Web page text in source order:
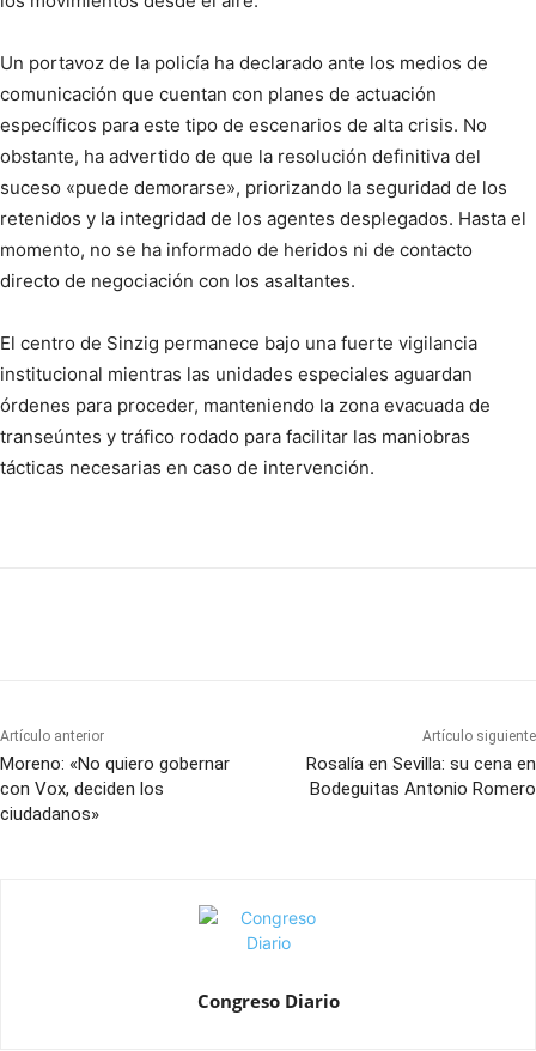
Un portavoz de la policía ha declarado ante los medios de
comunicación que cuentan con planes de actuación
específicos para este tipo de escenarios de alta crisis. No
obstante, ha advertido de que la resolución definitiva del
suceso «puede demorarse», priorizando la seguridad de los
retenidos y la integridad de los agentes desplegados. Hasta el
momento, no se ha informado de heridos ni de contacto
directo de negociación con los asaltantes.
El centro de Sinzig permanece bajo una fuerte vigilancia
institucional mientras las unidades especiales aguardan
órdenes para proceder, manteniendo la zona evacuada de
transeúntes y tráfico rodado para facilitar las maniobras
tácticas necesarias en caso de intervención.
Artículo anterior
Moreno: «No quiero gobernar
con Vox, deciden los
ciudadanos»
Artículo siguiente
Rosalía en Sevilla: su cena en
Bodeguitas Antonio Romero
Congreso Diario